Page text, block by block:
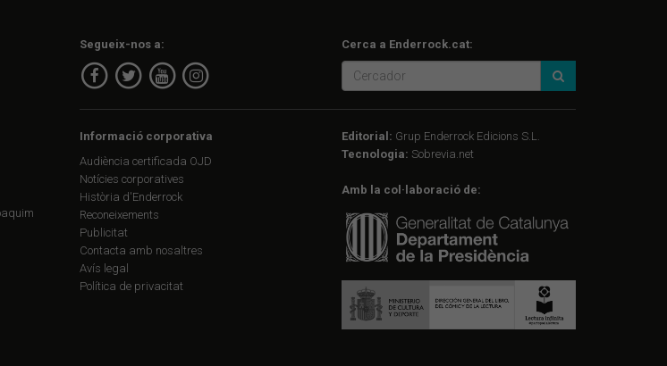
Segueix-nos a: Cerca a Enderrock.cat:
Informació corporativa
Audiència certificada OJD
Notícies corporatives
Història d'Enderrock
Reconeixements
Publicitat
Contacta amb nosaltres
Avís legal
Política de privacitat
Editorial: Grup Enderrock Edicions S.L.
Tecnologia: Sobrevia.net
Amb la col·laboració de: